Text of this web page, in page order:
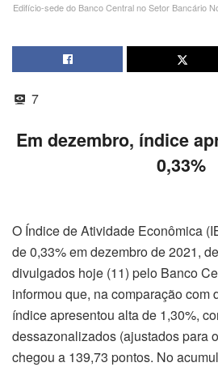
Edifício-sede do Banco Central no Setor Bancário
7
Em dezembro, índice
0,33%
O Índice de Atividade Econômica
de 0,33% em dezembro de 2021,
divulgados hoje (11) pelo Banco
informou que, na comparação com
índice apresentou alta de 1,30%,
dessazonalizados (ajustados para
chegou a 139,73 pontos. No